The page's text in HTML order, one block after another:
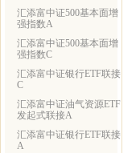
汇添富中证500基本面增
强指数A
汇添富中证500基本面增
强指数C
汇添富中证银行ETF联接
C
汇添富中证油气资源ETF
发起式联接A
汇添富中证银行ETF联接
A